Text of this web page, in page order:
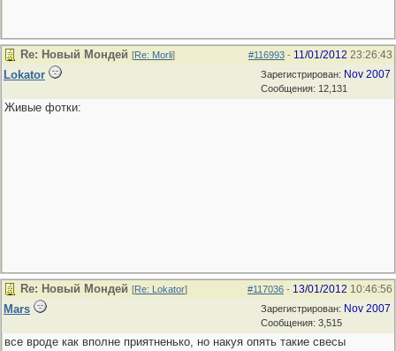
#116993 - 11/01/2012 23:26:43
Re: Новый Мондей [Re: Morli]
Зарегистрирован: Nov 2007
Сообщения: 12,131
Lokator
Живые фотки:
#117036 - 13/01/2012 10:46:56
Re: Новый Мондей [Re: Lokator]
Зарегистрирован: Nov 2007
Сообщения: 3,515
Mars
все вроде как вполне приятненько, но накуя опять такие свесы